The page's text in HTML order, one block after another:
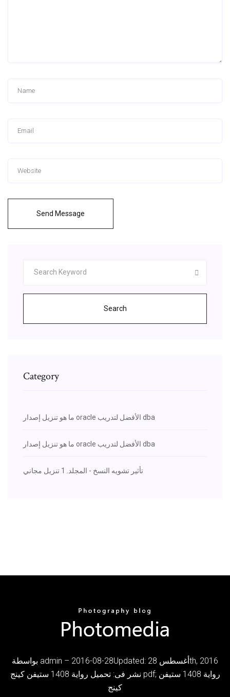
Send Message
Search
Category
ما هو تنزيل إصدار oracle الأفضل لتدريب dba
ما هو تنزيل إصدار oracle الأفضل لتدريب dba
تأثير تشويه النسخ - المجلد. 1 تنزيل مجاني
بواسطة admin – 2016-08-28Updated: أغسطس 28th, 2016
نشر فى: تحميل رواية 1408 ستيفن كينج pdf; رواية 1408 ستيفن
كينج